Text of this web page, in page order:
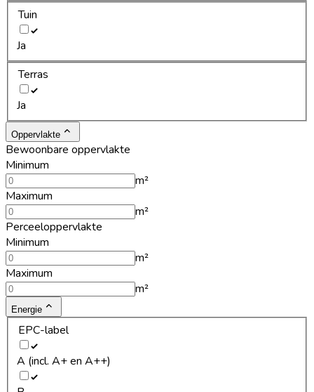
Tuin
Ja
Terras
Ja
Oppervlakte
Bewoonbare oppervlakte
Minimum
m²
Maximum
m²
Perceeloppervlakte
Minimum
m²
Maximum
m²
Energie
EPC-label
A (incl. A+ en A++)